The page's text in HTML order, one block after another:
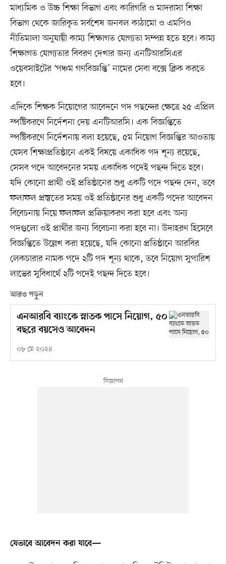
মাধ্যমিক ও উচ্চ শিক্ষা বিভাগ এবং কারিগরি ও মাদরাসা শিক্ষা
বিভাগ থেকে জারিকৃত সর্বশেষ জনবল কাঠামো ও এমপিও
নীতিমালা অনুযায়ী কাম্য শিক্ষাগত যোগ্যতা সম্পন্ন হতে হবে। কাম্য
শিক্ষাগত যোগ্যতার বিবরণ দেখার জন্য এনটিআরসিএর
ওয়েবসাইটের ‘পঞ্চম গণবিজ্ঞপ্তি’ নামের সেবা বক্সে ক্লিক করতে
হবে।
এদিকে শিক্ষক নিয়োগের আবেদনে পদ পছন্দের ক্ষেত্রে ২৫ এপ্রিল
স্পষ্টিকরণে নির্দেশনা দেয় এনটিআরসি। এক বিজ্ঞপ্তিতে
স্পষ্টিকরণে নির্দেশনায় বলা হয়েছে, ৫ম নিয়োগ বিজ্ঞপ্তির আওতায়
যেসব শিক্ষাপ্রতিষ্ঠানে একই বিষয়ে একাধিক পদ শূন্য রয়েছে,
সেসব পদে আবেদনের সময় একাধিক পদেই পছন্দ দিতে হবে।
যদি কোনো প্রার্থী ওই প্রতিষ্ঠানের শুধু একটি পদে পছন্দ দেন, তবে
ফলাফল প্রস্তুতের সময় ওই প্রতিষ্ঠানের শুধু একটি পদের আবেদন
বিবেচনায় নিয়ে ফলাফল প্রক্রিয়াকরণ করা হবে এবং অন্য
পদগুলো ওই প্রার্থীর জন্য বিবেচনা করা হবে না। উদাহরণ হিসেবে
বিজ্ঞপ্তিতে উল্লেখ করা হয়েছে, যদি কোনো প্রতিষ্ঠানে আরবির
লেকচারার নামক পদে ২টি পদ শূন্য থাকে, তবে নিয়োগ সুপারিশ
লাভের সুবিধার্থে ২টি পদেই পছন্দ দিতে হবে।
আরও পড়ুন
এনআরবি ব্যাংকে স্নাতক পাসে নিয়োগ, ৫০
বছরে বয়সেও আবেদন
০৮ মে ২০২৪
যেভাবে আবেদন করা যাবে—